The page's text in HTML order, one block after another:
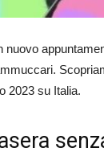
nuovo
2023 su Italia.